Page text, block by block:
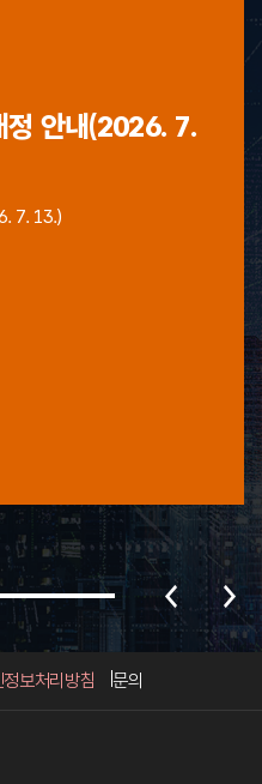
정 안내(2026. 7.
7. 13.)
보처리방침 문의